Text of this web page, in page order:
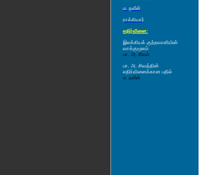
ம. நவீன்
ராக்கியார்
எதிர்வினை:
இலக்கியக் குற்றவாளியின்
வாக்குமூலம்
பா. அ. சிவம்
பா. அ. சிவத்தின்
எதிர்வினைக்கான பதில்
ம. நவீன்